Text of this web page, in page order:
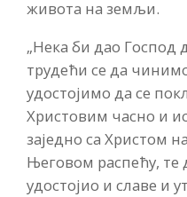
живота на земљи.
„Нека би дао Господ
трудећи се да
удостојимо да се
Христовим часно и
заједно са Христом
Његовом распећу, те
удостојио и славе и